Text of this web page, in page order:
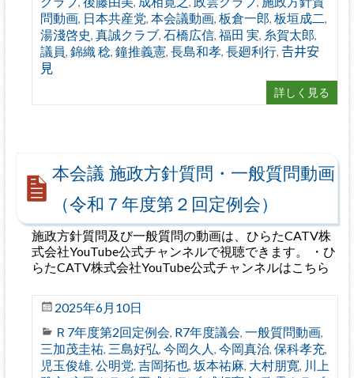
問動画, 日本共産党, 本会議動画, 板倉一郎, 板垣成二,
湯淺啓史, 真誠クラブ, 石橋広信, 福田 実, 糸賀太郎,
議員, 錦織 稔, 鐘推義憲, 長島和孝, 長廻利行, 𠮷井安
見
詳しく見る
本会議 施政方針質問・一般質問動画
（令和７年度第２回定例会）
施政方針質問及び一般質問の動画は、ひらたCATV株
式会社YouTube公式チャンネルで視聴できます。 ・ひ
らたCATV株式会社YouTube公式チャンネルはこちら
2025年6月10日
Ｒ7年度第2回定例会, R7年度議会, 一般質問動画,
三加茂圭祐, 三島好弘, 今岡久人 , 今岡真治, 保科孝充,
児玉俊雄, 公明党, 吉岡拓也, 坂本祐麻, 大村朋寛, 川上